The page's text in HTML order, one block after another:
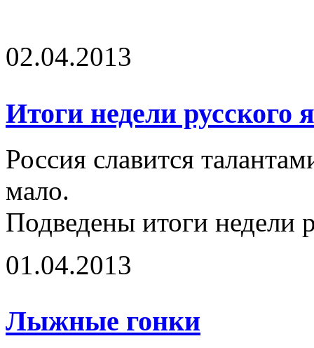
02.04.2013
Итоги недели русского
Россия славится
мало.
Подведены итоги недели
01.04.2013
Лыжные гонки